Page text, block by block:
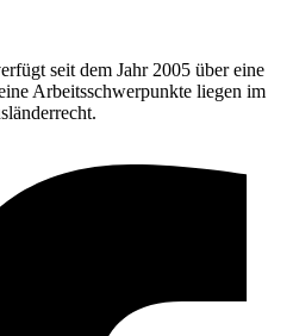
seit dem Jahr 2005 über eine
Arbeitsschwerpunkte liegen im